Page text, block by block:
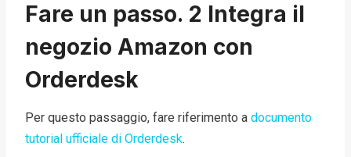
Fare un passo. 2 Integra il
negozio Amazon con
Orderdesk
Per questo passaggio, fare riferimento a documento
tutorial ufficiale di Orderdesk.